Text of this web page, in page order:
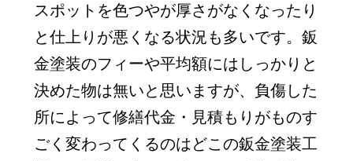
スポットを色つやが厚さがなくなったり
と仕上りが悪くなる状況も多いです。鈑
金塗装のフィーや平均額にはしっかりと
決めた物は無いと思いますが、負傷した
所によって修繕代金・見積もりがものす
ごく変わってくるのはどこの鈑金塗装工